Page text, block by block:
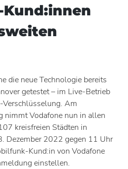
die neue Technologie bereits
getestet – im Live-Betrieb
Am
nimmt Vodafone nun in allen
kreisfreien Städten in
Dezember 2022 gegen 11 Uhr
Kund:in von Vodafone
einstellen.